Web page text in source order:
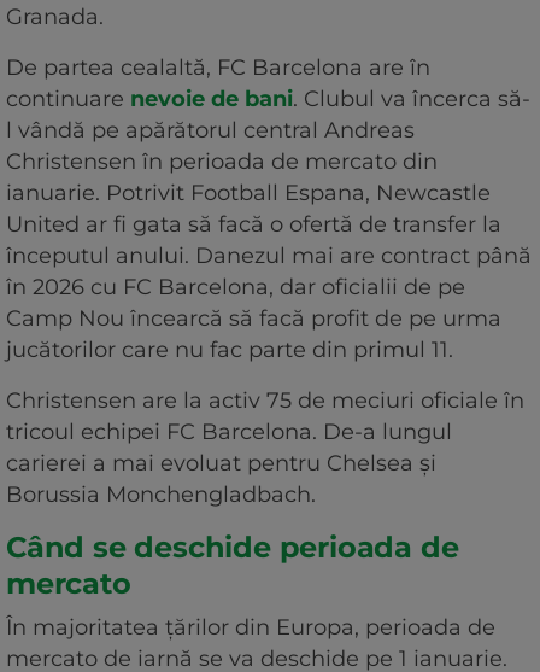
Granada.
De partea cealaltă, FC Barcelona are în
continuare nevoie de bani. Clubul va încerca să-
l vândă pe apărătorul central Andreas
Christensen în perioada de mercato din
ianuarie. Potrivit Football Espana, Newcastle
United ar fi gata să facă o ofertă de transfer la
începutul anului. Danezul mai are contract până
în 2026 cu FC Barcelona, dar oficialii de pe
Camp Nou încearcă să facă profit de pe urma
jucătorilor care nu fac parte din primul 11.
Christensen are la activ 75 de meciuri oficiale în
tricoul echipei FC Barcelona. De-a lungul
carierei a mai evoluat pentru Chelsea și
Borussia Monchengladbach.
Când se deschide perioada de
mercato
În majoritatea țărilor din Europa, perioada de
mercato de iarnă se va deschide pe 1 ianuarie.